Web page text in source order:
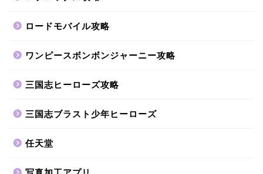
ロードモバイル攻略
ワンピースボンボンジャーニー攻略
三国志ヒーローズ攻略
三国志ブラスト少年ヒーローズ
任天堂